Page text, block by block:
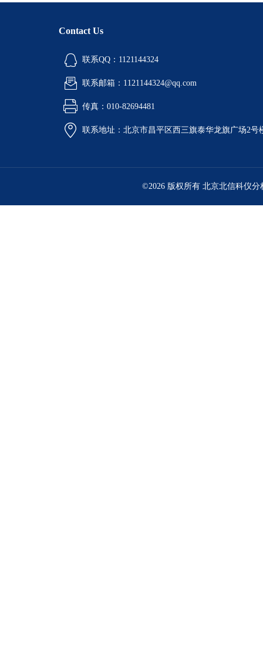
Contact Us
联系QQ：1121144324
联系邮箱：1121144324@qq.com
传真：010-82694481
联系地址：北京市昌平区西三旗泰华龙旗广场2号
©2026 版权所有 北京北信科仪